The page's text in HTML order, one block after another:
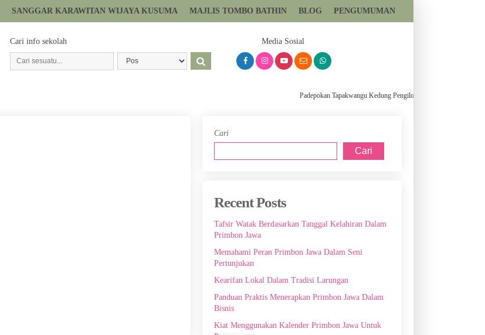
SANGGAR KARAWITAN WIJAYA KUSUMA MAJLIS TOMBO BATHIN BLOG PENGUMUMAN
Cari info sekolah
Media Sosial
Padepokan Tapakwangu Kedung Pengilon Kec Pangkah Kabupaten
Cari
Cari
Recent Posts
Tafsir Watak Berdasarkan Tanggal Kelahiran Dalam
Primbon Jawa
Memahami Peran Primbon Jawa Dalam Seni
Pertunjukan
Kearifan Lokal Dalam Tradisi Larungan
Panduan Praktis Menerapkan Primbon Jawa Dalam
Bisnis
Kiat Menggunakan Kalender Primbon Jawa Untuk